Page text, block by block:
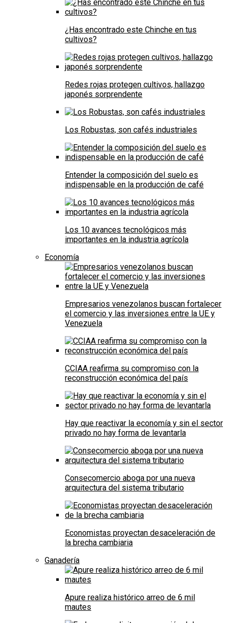
¿Has encontrado este Chinche en tus
cultivos?
Redes rojas protegen cultivos, hallazgo
japonés sorprendente
Los Robustas, son cafés industriales
Entender la composición del suelo es
indispensable en la producción de café
Los 10 avances tecnológicos más
importantes en la industria agrícola
Economía
Empresarios venezolanos buscan fortalecer
el comercio y las inversiones entre la UE y
Venezuela
CCIAA reafirma su compromiso con la
reconstrucción económica del país
Hay que reactivar la economía y sin el sector
privado no hay forma de levantarla
Consecomercio aboga por una nueva
arquitectura del sistema tributario
Economistas proyectan desaceleración de
la brecha cambiaria
Ganadería
Apure realiza histórico arreo de 6 mil
mautes